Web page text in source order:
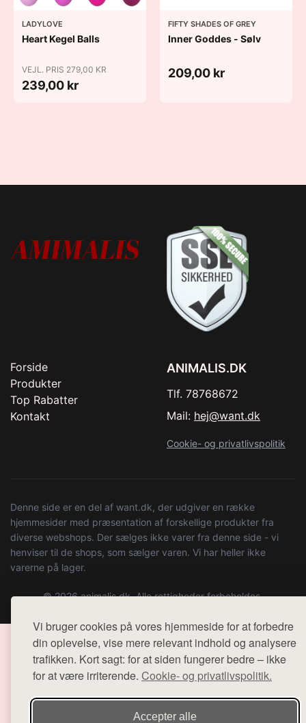
Vi bruger cookies på vores hjemmeside for at forbedre
din oplevelse, vise mere relevant indhold og analysere
trafikken. Kort sagt: for at siden fungerer bedre – ikke
for at være irriterende. Cookie- og privatlivspolitik.
Accepter alle
LADYLOVE
Heart Kegel Balls
VEJL. PRIS 279,00 KR
239,00 kr
FIFTY SHADES OF GREY
Inner Goddes - Sølv
209,00 kr
Forside
Produkter
Top Rabatter
Kontakt
ANIMALIS.DK
Tlf. 78768672
Mail: hej@want.dk
Cookie- og privatlivspolitik
Denne side er en del af want.dk, der udgiver en række
hjemmesider med præsentation af forskellige produkter fra
diverse webshops. Der sælges ikke varer fra denne side - vi
henviser til de shops, som sælger varen. Vi har heller ikke
varerne på lager.
© 2026 animalis.dk. Alle rettigheder forbeholdes.